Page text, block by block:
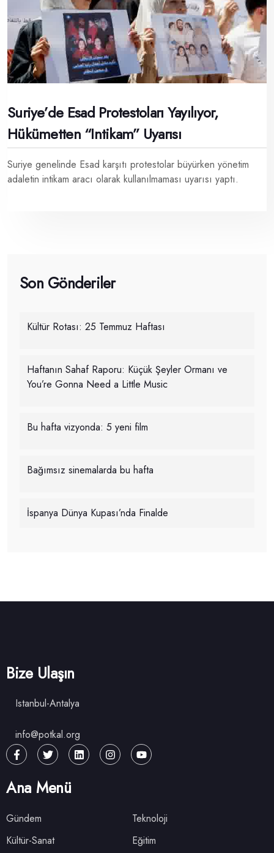
Suriye’de Esad Protestoları Yayılıyor,
Hükümetten “intikam” Uyarısı
Suriye genelinde Esad karşıtı protestolar büyürken yönetim
adaletin intikam aracı olarak kullanılmaması uyarısı yaptı.
Son Gönderiler
Kültür Rotası: 25 Temmuz Haftası
Haftanın Sahaf Raporu: Küçük Şeyler Ormanı ve
You’re Gonna Need a Little Music
Bu hafta vizyonda: 5 yeni film
Bağımsız sinemalarda bu hafta
İspanya Dünya Kupası’nda Finalde
Bize Ulaşın
Istanbul-Antalya
info@potkal.org
Ana Menü
Gündem
Teknoloji
Kültür-Sanat
Eğitim